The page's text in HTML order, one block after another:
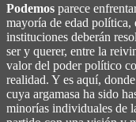
Podemos parece
mayoría de edad política,
instituciones deberán
ser y querer, entre la
valor del poder político
realidad. Y es aquí,
cuya argamasa ha sido
minorías individuales de